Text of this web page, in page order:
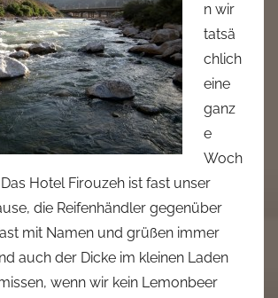
d
m
i
n
n wir
tatsä
chlich
eine
ganz
e
Woch
Hotel Firouzeh ist fast unser
die Reifenhändler gegenüber
mit Namen und grüßen immer
auch der Dicke im kleinen Laden
wenn wir kein Lemonbeer